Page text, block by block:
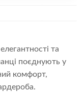
та
поєднують у
комфорт,